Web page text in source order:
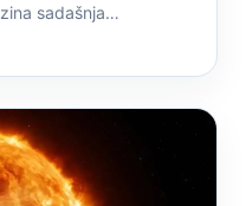
sadašnja…